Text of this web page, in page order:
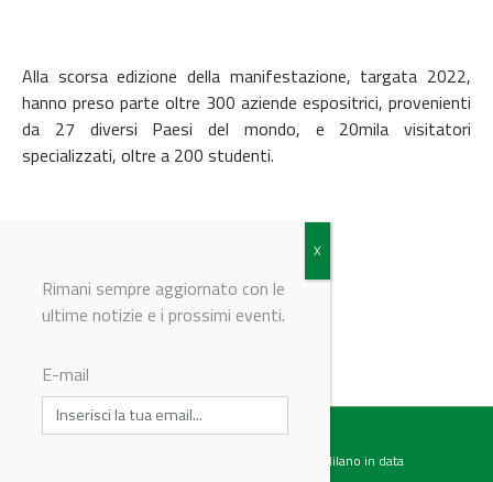
Alla scorsa edizione della manifestazione, targata 2022,
hanno preso parte oltre 300 aziende espositrici, provenienti
da 27 diversi Paesi del mondo, e 20mila visitatori
specializzati, oltre a 200 studenti.
© Riproduzione riservata
Testata giornalistica registrata presso il Tribunale di Milano in data
Rimani sempre aggiornato con le
ultime notizie e i prossimi eventi.
E-mail